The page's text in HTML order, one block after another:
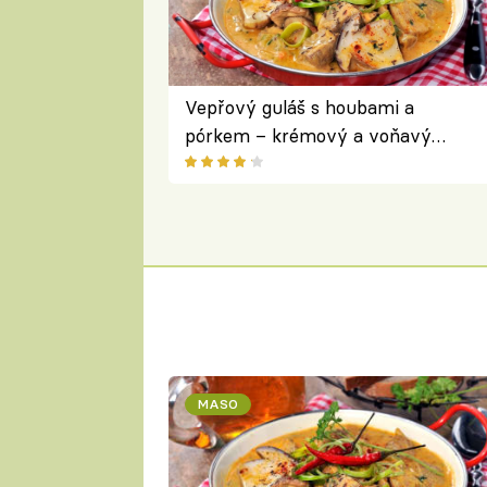
Vepřový guláš s houbami a
pórkem – krémový a voňavý
pokrm z jednoho hrnce
MASO